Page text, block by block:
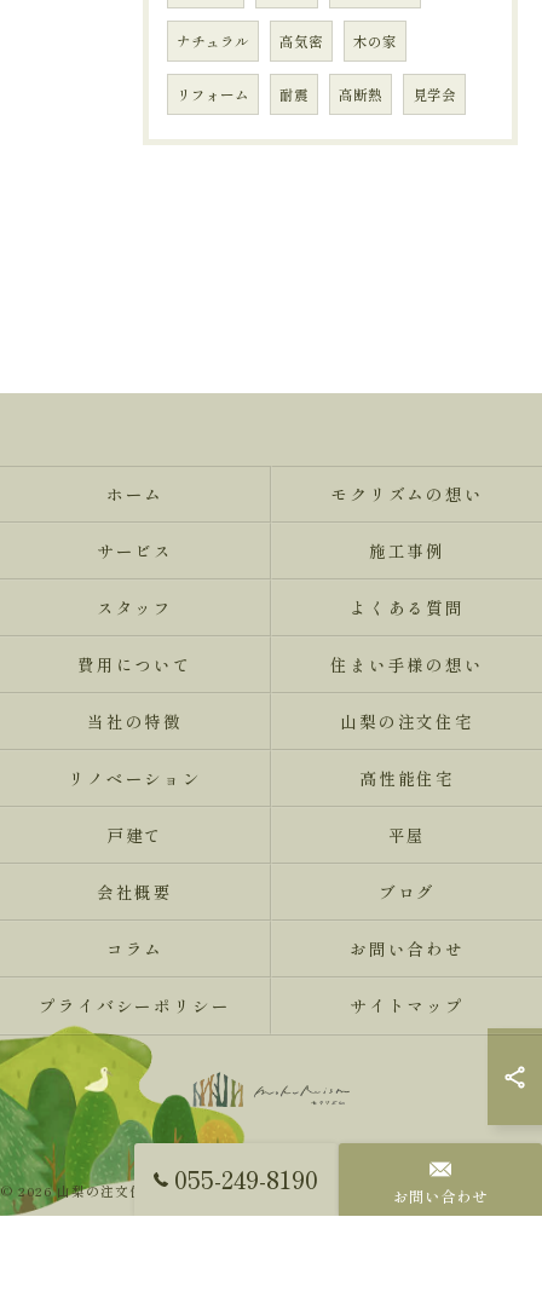
ナチュラル 高気密 木の家
リフォーム 耐震 高断熱 見学会
055-249-8190 お問い合わせ
ホーム モクリズムの想い
サービス 施工事例
スタッフ よくある質問
費用について 住まい手様の想い
当社の特徴 山梨の注文住宅
リノベーション 高性能住宅
戸建て 平屋
会社概要 ブログ
コラム お問い合わせ
プライバシーポリシー サイトマップ
© 2026 山梨の注文住宅ならMokureismモクリズム ALL RIGHTS RESERVED.